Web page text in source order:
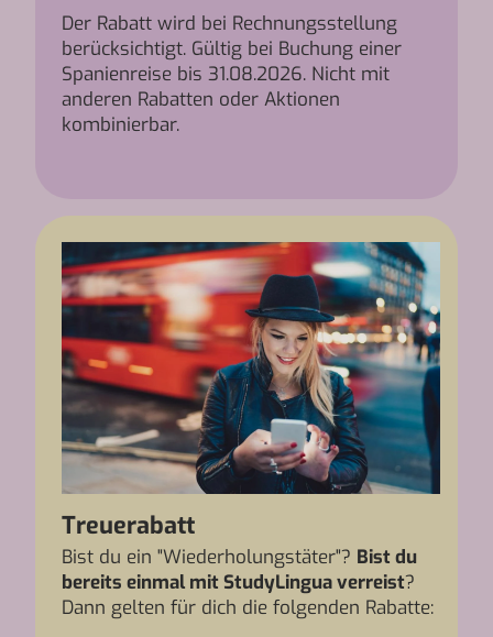
Der Rabatt wird bei Rechnungsstellung
berücksichtigt. Gültig bei Buchung einer
Spanienreise bis 31.08.2026. Nicht mit
anderen Rabatten oder Aktionen
kombinierbar.
Treuerabatt
Bist du ein "Wiederholungstäter"? Bist du
bereits einmal mit StudyLingua verreist?
Dann gelten für dich die folgenden Rabatte: